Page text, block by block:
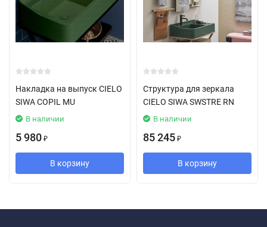
Накладка на выпуск CIELO
SIWA COPIL MU
В наличии
5 980 ₽
В корзину
Структура для зеркала
CIELO SIWA SWSTRE RN
В наличии
85 245 ₽
В корзину